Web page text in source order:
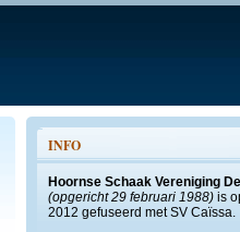
INFO
Hoornse Schaak Vereniging
(opgericht 29 februari 1988) is
2012 gefuseerd met SV Caïssa.